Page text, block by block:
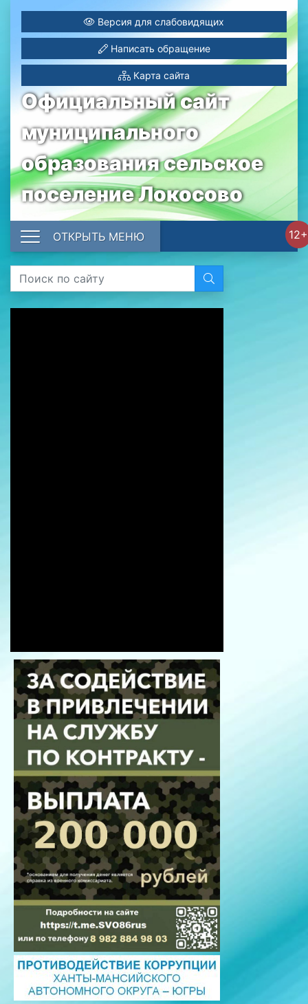
Официальный сайт
муниципального
образования сельское
поселение Локосово
Версия для слабовидящих
Написать обращение
Карта сайта
12+
ОТКРЫТЬ МЕНЮ